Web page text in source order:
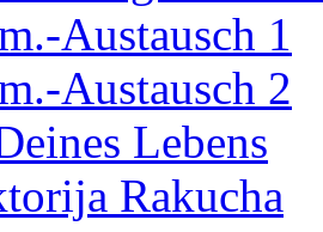
Austausch 1
Austausch 2
Lebens
Rakucha